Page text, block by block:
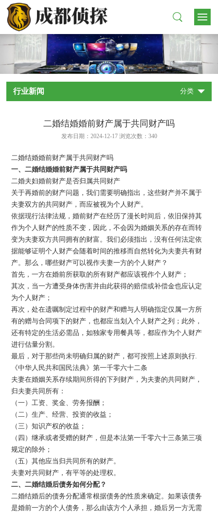
行业新闻 分类
二婚结婚婚前财产属于共同财产吗
发布日期：2024-12-17 浏览次数： 340
二婚结婚婚前财产属于共同财产吗
一、二婚结婚婚前财产属于共同财产吗
二婚夫妇婚前财产是否归属共同财产
关于再婚前的财产问题，我们需要明确指出，这些财产并不属于
夫妻双方的共同财产，而应被视为个人财产。
依据现行法律法规，婚前财产在经历了漫长时间后，依旧保持其
作为个人财产的性质不变，因此，不会因为婚姻关系的存在而转
变为夫妻双方共同拥有的财富。我们必须指出，没有任何法定依
据能够证明个人财产会随着时间的推移而自然转化为夫妻共有财
产。那么，哪些财产可以视作夫妻一方的个人财产？
首先，一方在婚前所获取的所有财产都应该视作个人财产；
其次，当一方遭受身体伤害并由此获得的赔偿或补偿金也应认定
为个人财产；
再次，处在遗嘱制定过程中的财产和赠与人明确指定仅属一方所
有的赠与合同项下的财产，也都应当划入个人财产之列；此外，
还有特定的生活必需品，如独家专用餐具等，都应作为个人财产
进行估量分割。
最后，对于那些尚未明确归属的财产，都可按照上述原则执行.
《中华人民共和国民法典》第一千零六十二条
夫妻在婚姻关系存续期间所得的下列财产，为夫妻的共同财产，
归夫妻共同所有：
（一）工资、奖金、劳务报酬；
（二）生产、经营、投资的收益；
（三）知识产权的收益；
（四）继承或者受赠的财产，但是本法第一千零六十三条第三项
规定的除外；
（五）其他应当归共同所有的财产。
夫妻对共同财产，有平等的处理权。
二、二婚结婚后债务如何分配？
二婚结婚后的债务分配通常根据债务的性质来确定。如果该债务
是婚前一方的个人债务，那么由该方个人承担，婚后另一方无需